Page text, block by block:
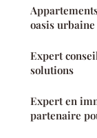
oasis urbaine
Expert
solutions
Expert en
partenaire